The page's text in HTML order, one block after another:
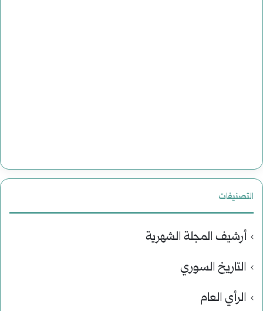
التصنيفات
أرشيف المجلة الشهرية
التاريخ السوري
الرأي العام